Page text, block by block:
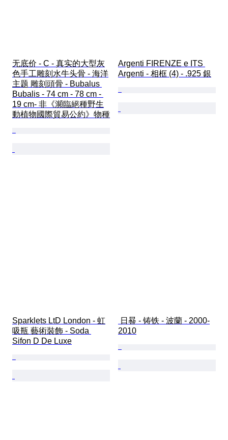
无底价 - C - 真实的大型灰
色手工雕刻水牛头骨 - 海洋
主题 雕刻頭骨 - Bubalus
Bubalis - 74 cm - 78 cm -
19 cm- 非《瀕臨絕種野生
動植物國際貿易公約》物種
Argenti FIRENZE e ITS
Argenti - 相框 (4) - .925 銀
Sparklets LtD London - 虹
吸瓶 藝術裝飾 - Soda
Sifon D De Luxe
2010